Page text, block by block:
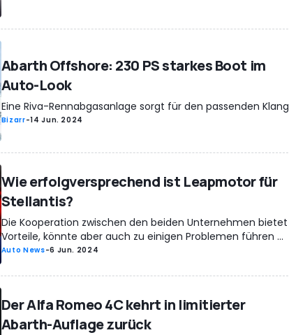
Abarth Offshore: 230 PS starkes Boot im
Auto-Look
Eine Riva-Rennabgasanlage sorgt für den passenden Klang
Bizarr-14 Jun. 2024
Wie erfolgversprechend ist Leapmotor für
Stellantis?
Die Kooperation zwischen den beiden Unternehmen bietet
Vorteile, könnte aber auch zu einigen Problemen führen ...
Auto News-6 Jun. 2024
Der Alfa Romeo 4C kehrt in limitierter
Abarth-Auflage zurück